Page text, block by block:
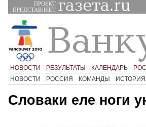
ПРОЕКТ
ПРЕДСТАВЛЯЕТ
НОВОСТИ РЕЗУЛЬТАТЫ КАЛЕНДАРЬ
НОВОСТИ
РОССИЯ КОМАНДЫ ИСТОРИЯ
Словаки еле ноги